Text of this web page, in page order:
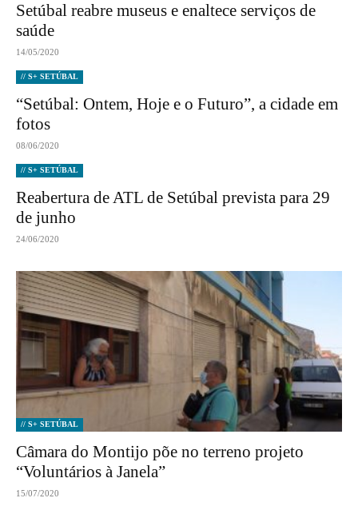
Setúbal reabre museus e enaltece serviços de
saúde
14/05/2020
// S+ SETÚBAL
“Setúbal: Ontem, Hoje e o Futuro”, a cidade em
fotos
08/06/2020
// S+ SETÚBAL
Reabertura de ATL de Setúbal prevista para 29
de junho
24/06/2020
// S+ SETÚBAL
Câmara do Montijo põe no terreno projeto
“Voluntários à Janela”
15/07/2020